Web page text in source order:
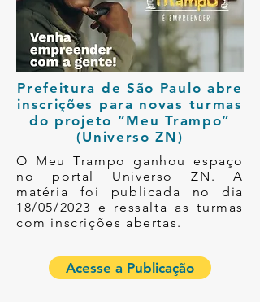
Prefeitura de São Paulo abre
inscrições para novas turmas
do projeto “Meu Trampo”
(Universo ZN)
O Meu Trampo ganhou espaço
no portal Universo ZN. A
matéria foi publicada no dia
18/05/2023 e ressalta as turmas
com inscrições abertas.
Acesse a Publicação